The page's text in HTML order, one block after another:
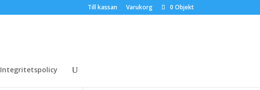
Till kassan Varukorg 0 Objekt
Integritetspolicy